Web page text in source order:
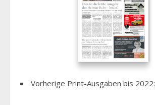
Vorherige Print-Ausgaben bis 2022: